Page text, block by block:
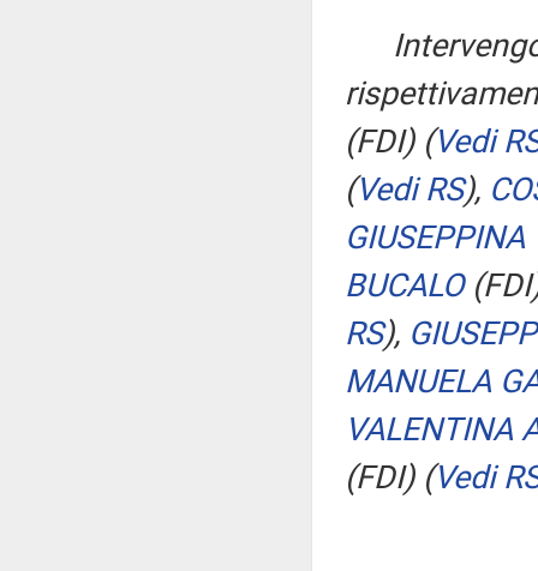
(FDI) (Vedi
(Vedi RS),
GIUSEPPINA
BUCALO
RS),
MANUELA
VALENTINA
(FDI) (Vedi